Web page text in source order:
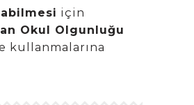
için
Okul Olgunluğu
kullanmalarına